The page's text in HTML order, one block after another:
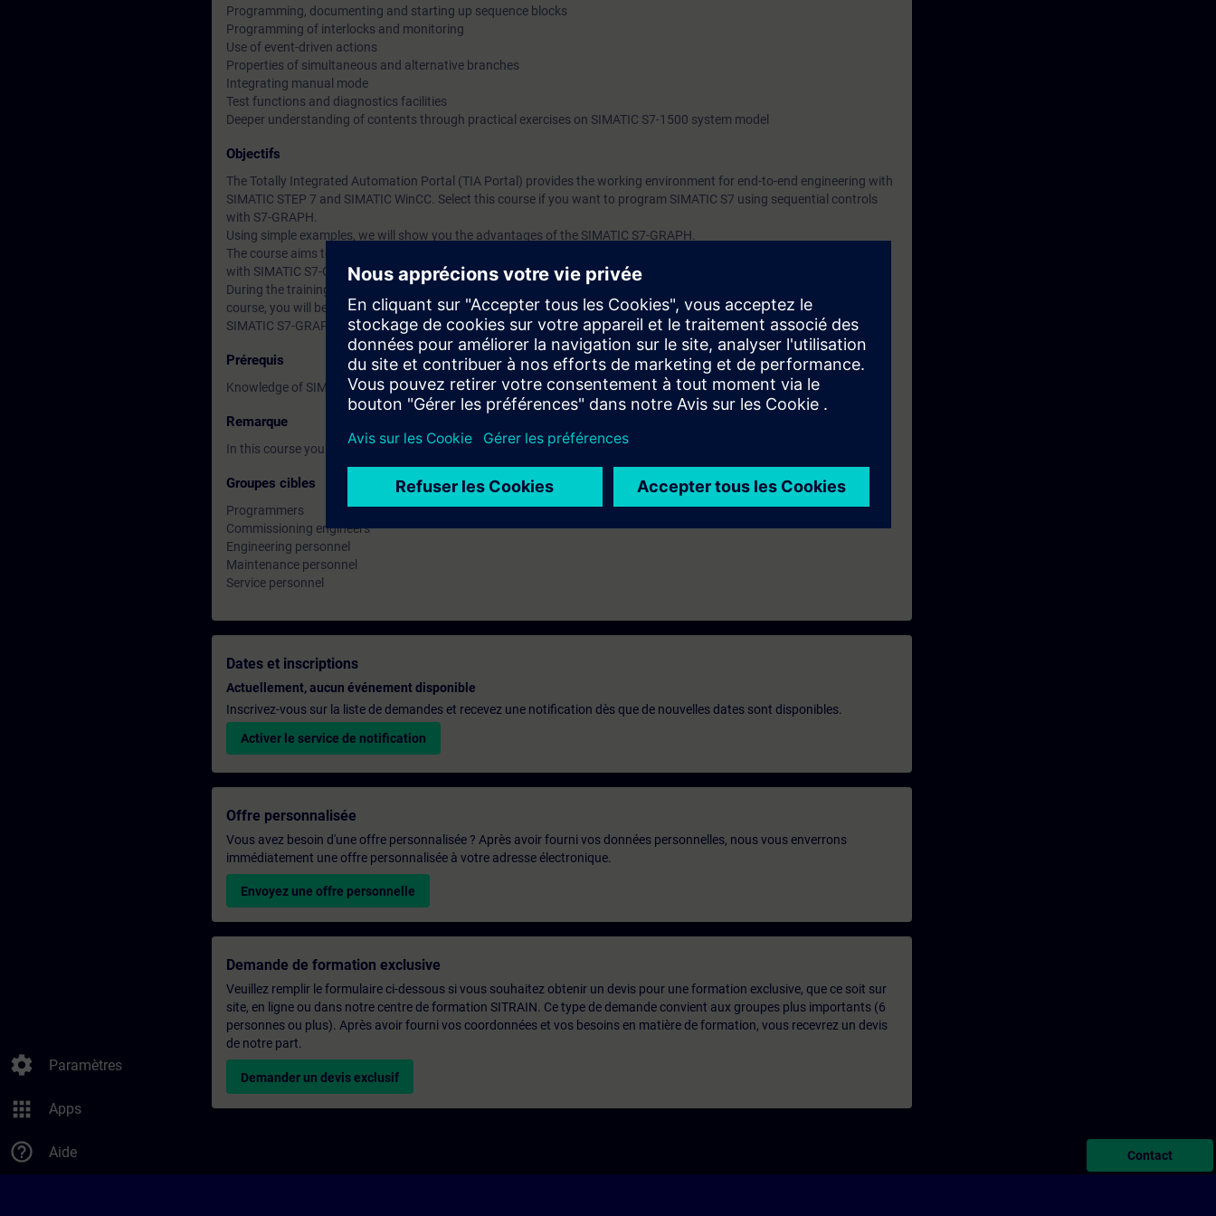
settings Paramètres
apps Apps
help_outline Aide
Programming, documenting and starting up sequence blocks
Programming of interlocks and monitoring
Use of event-driven actions
Properties of simultaneous and alternative branches
Integrating manual mode
Test functions and diagnostics facilities
Deeper understanding of contents through practical exercises on SIMATIC S7-1500 system model
Objectifs
The Totally Integrated Automation Portal (TIA Portal) provides the working environment for end-to-end engineering with
SIMATIC STEP 7 and SIMATIC WinCC. Select this course if you want to program SIMATIC S7 using sequential controls
with S7-GRAPH.
Using simple examples, we will show you the advantages of the SIMATIC S7-GRAPH.
The course aims to inform participants about the complete language and performance scope of the sequential controls
with SIMATIC S7-GRAPH development environment.
During the training course, you will create, commission, and test your own sequential controls programs. After the
course, you will be able to reduce the amount of time spent on creating and maintaining programs through the use of
SIMATIC S7-GRAPH.
Prérequis
Knowledge of SIMATIC STEP 7 based on TIA Portal equivalent to the TIA-SYSUP, TIA-SERV1 or TIA-PRO1 course.
Remarque
In this course you will work with the SIMATIC STEP 7 software based on TIA Portal.
Groupes cibles
Programmers
Commissioning engineers
Engineering personnel
Maintenance personnel
Service personnel
Dates et inscriptions
Actuellement, aucun événement disponible
Inscrivez-vous sur la liste de demandes et recevez une notification dès que de nouvelles dates sont disponibles.
Activer le service de notification
Offre personnalisée
Vous avez besoin d'une offre personnalisée ? Après avoir fourni vos données personnelles, nous vous enverrons
immédiatement une offre personnalisée à votre adresse électronique.
Envoyez une offre personnelle
Demande de formation exclusive
Veuillez remplir le formulaire ci-dessous si vous souhaitez obtenir un devis pour une formation exclusive, que ce soit sur
site, en ligne ou dans notre centre de formation SITRAIN. Ce type de demande convient aux groupes plus importants (6
personnes ou plus). Après avoir fourni vos coordonnées et vos besoins en matière de formation, vous recevrez un devis
de notre part.
Demander un devis exclusif
Contact